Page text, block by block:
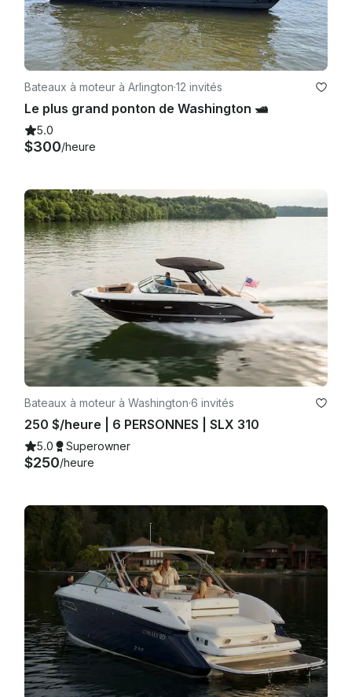
Bateaux à moteur à Arlington·12 invités
Le plus grand ponton de Washington 🛥️
5.0
$300/heure
Bateaux à moteur à Washington·6 invités
250 $/heure | 6 PERSONNES | SLX 310
5.0 Superowner
$250/heure